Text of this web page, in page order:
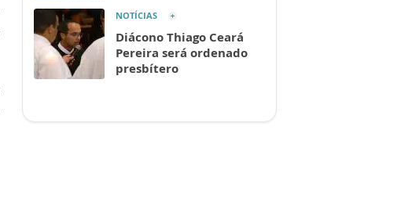
NOTÍCIAS
Diácono Thiago Ceará
Pereira será ordenado
presbítero